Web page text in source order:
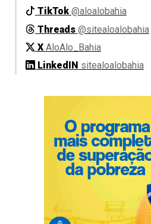
TikTok @aloalobahia
Threads @sitealoalobahia
X AloAlo_Bahia
LinkedIN sitealoalobahia